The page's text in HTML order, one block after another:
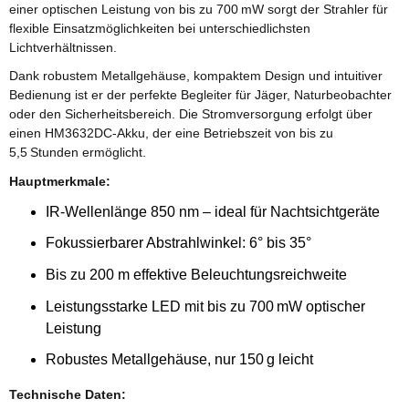
einer optischen Leistung von bis zu 700 mW sorgt der Strahler für
flexible Einsatzmöglichkeiten bei unterschiedlichsten
Lichtverhältnissen.
Dank robustem Metallgehäuse, kompaktem Design und intuitiver
Bedienung ist er der perfekte Begleiter für Jäger, Naturbeobachter
oder den Sicherheitsbereich. Die Stromversorgung erfolgt über
einen HM3632DC-Akku, der eine Betriebszeit von bis zu
5,5 Stunden ermöglicht.
Hauptmerkmale:
IR-Wellenlänge 850 nm – ideal für Nachtsichtgeräte
Fokussierbarer Abstrahlwinkel: 6° bis 35°
Bis zu 200 m effektive Beleuchtungsreichweite
Leistungsstarke LED mit bis zu 700 mW optischer
Leistung
Robustes Metallgehäuse, nur 150 g leicht
Technische Daten: